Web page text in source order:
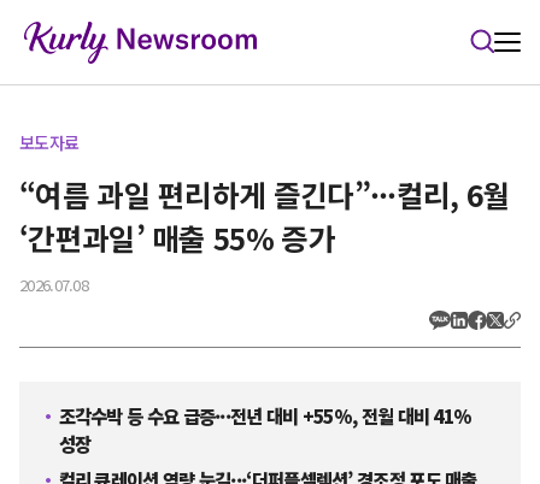
보도자료
“여름 과일 편리하게 즐긴다”···컬리, 6월
‘간편과일’ 매출 55% 증가
2026.07.08
조각수박 등 수요 급증···전년 대비 +55%, 전월 대비 41%
성장